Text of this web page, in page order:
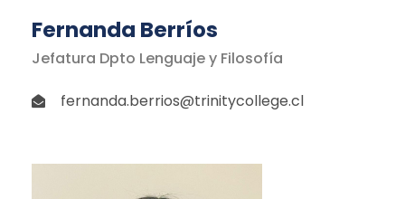
Fernanda Berríos
Jefatura Dpto Lenguaje y Filosofía
fernanda.berrios@trinitycollege.cl